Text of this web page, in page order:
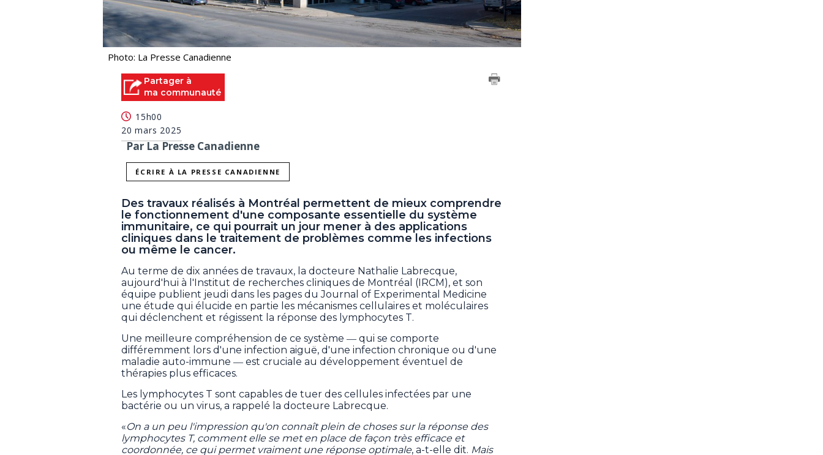
Photo: La Presse Canadienne
Partager à
ma communauté
15h00
20 mars 2025
Par La Presse Canadienne
ÉCRIRE À LA PRESSE CANADIENNE
Des travaux réalisés à Montréal permettent de mieux comprendre
le fonctionnement d'une composante essentielle du système
immunitaire, ce qui pourrait un jour mener à des applications
cliniques dans le traitement de problèmes comme les infections
ou même le cancer.
Au terme de dix années de travaux, la docteure Nathalie Labrecque,
aujourd'hui à l'Institut de recherches cliniques de Montréal (IRCM), et son
équipe publient jeudi dans les pages du Journal of Experimental Medicine
une étude qui élucide en partie les mécanismes cellulaires et moléculaires
qui déclenchent et régissent la réponse des lymphocytes T.
Une meilleure compréhension de ce système ― qui se comporte
différemment lors d'une infection aiguë, d'une infection chronique ou d'une
maladie auto-immune ― est cruciale au développement éventuel de
thérapies plus efficaces.
Les lymphocytes T sont capables de tuer des cellules infectées par une
bactérie ou un virus, a rappelé la docteure Labrecque.
«On a un peu l'impression qu'on connaît plein de choses sur la réponse des
lymphocytes T, comment elle se met en place de façon très efficace et
coordonnée, ce qui permet vraiment une réponse optimale, a-t-elle dit. Mais